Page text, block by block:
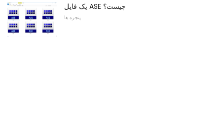
یک فایل ASE چیست؟
پنجره ها